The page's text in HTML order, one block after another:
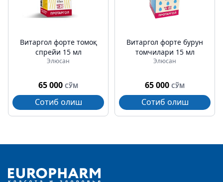
Витаргол форте томоқ
спрейи 15 мл
Элюсан
65 000 СЎМ
Сотиб олиш
Витаргол форте бурун
томчилари 15 мл
Элюсан
65 000 СЎМ
Сотиб олиш